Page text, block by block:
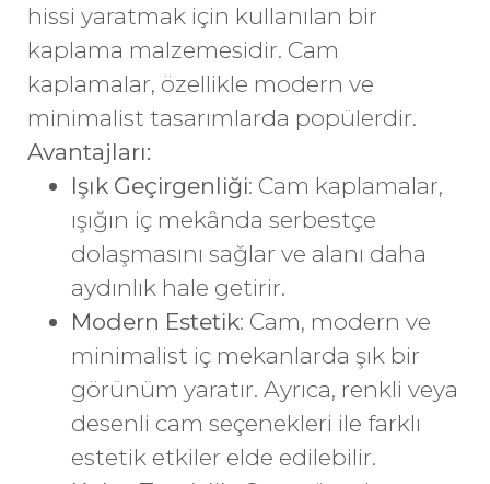
hissi yaratmak için kullanılan bir
kaplama malzemesidir. Cam
kaplamalar, özellikle modern ve
minimalist tasarımlarda popülerdir.
Avantajları:
Işık Geçirgenliği: Cam kaplamalar,
ışığın iç mekânda serbestçe
dolaşmasını sağlar ve alanı daha
aydınlık hale getirir.
Modern Estetik: Cam, modern ve
minimalist iç mekanlarda şık bir
görünüm yaratır. Ayrıca, renkli veya
desenli cam seçenekleri ile farklı
estetik etkiler elde edilebilir.